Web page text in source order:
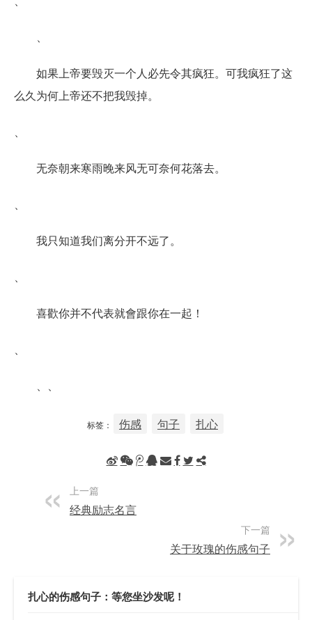
如果上帝要毁灭一个人必先令其疯狂。可我疯狂了这
么久为何上帝还不把我毁掉。
无奈朝来寒雨晚来风无可奈何花落去。
我只知道我们离分开不远了。
喜歡你并不代表就會跟你在一起！
标签： 伤感 句子 扎心
上一篇
经典励志名言
下一篇
关于玫瑰的伤感句子
扎心的伤感句子：等您坐沙发呢！